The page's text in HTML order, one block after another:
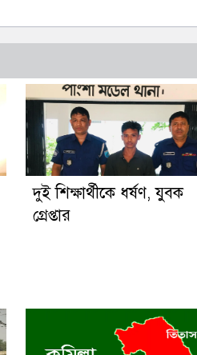
দুই শিক্ষার্থীকে ধর্ষণ, যুবক
গ্রেপ্তার